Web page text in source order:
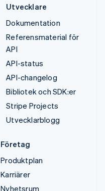
Utvecklare
Dokumentation
Referensmaterial för
API
API-status
API-changelog
Bibliotek och SDK:er
Stripe Projects
Utvecklarblogg
Företag
Produktplan
Karriärer
Nyhetsrum